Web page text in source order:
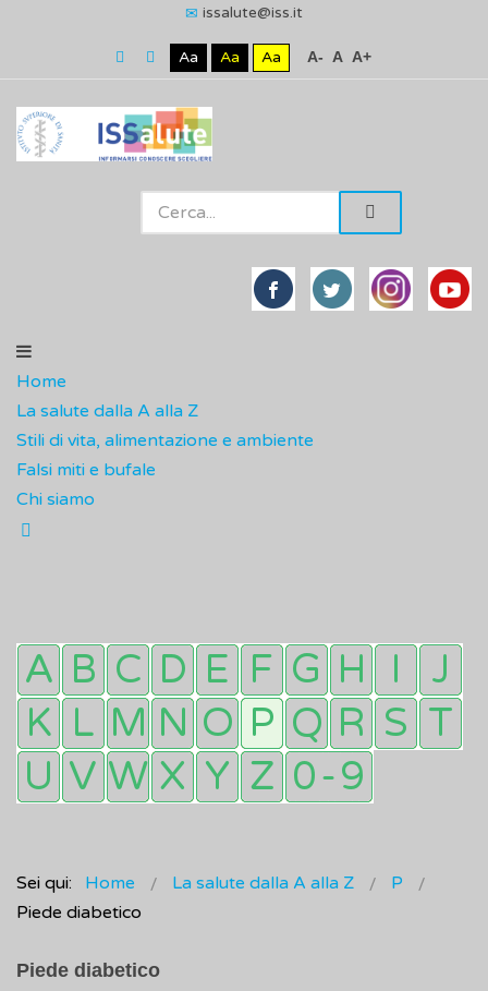
issalute@iss.it
Aa Aa Aa A- A A+
Home
La salute dalla A alla Z
Stili di vita, alimentazione e ambiente
Falsi miti e bufale
Chi siamo
Sei qui: Home La salute dalla A alla Z
P
Piede diabetico
Piede diabetico